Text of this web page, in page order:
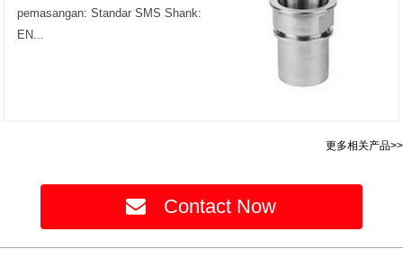
pemasangan: Standar SMS Shank:
EN...
更多相关产品>>
Contact Now